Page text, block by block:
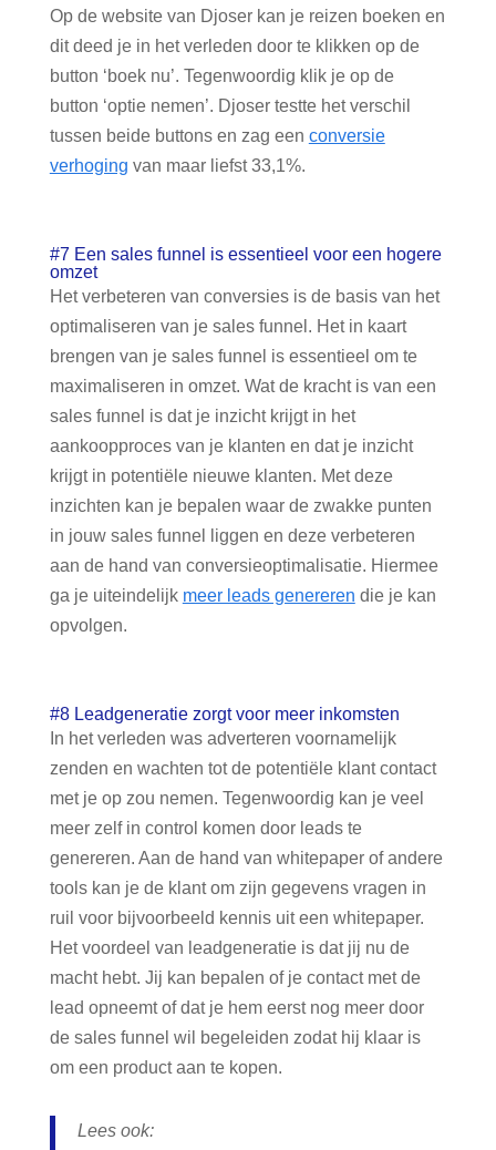
Op de website van Djoser kan je reizen boeken en
dit deed je in het verleden door te klikken op de
button ‘boek nu’. Tegenwoordig klik je op de
button ‘optie nemen’. Djoser testte het verschil
tussen beide buttons en zag een conversie
verhoging van maar liefst 33,1%.
#7 Een sales funnel is essentieel voor een hogere
omzet
Het verbeteren van conversies is de basis van het
optimaliseren van je sales funnel. Het in kaart
brengen van je sales funnel is essentieel om te
maximaliseren in omzet. Wat de kracht is van een
sales funnel is dat je inzicht krijgt in het
aankoopproces van je klanten en dat je inzicht
krijgt in potentiële nieuwe klanten. Met deze
inzichten kan je bepalen waar de zwakke punten
in jouw sales funnel liggen en deze verbeteren
aan de hand van conversieoptimalisatie. Hiermee
ga je uiteindelijk meer leads genereren die je kan
opvolgen.
#8 Leadgeneratie zorgt voor meer inkomsten
In het verleden was adverteren voornamelijk
zenden en wachten tot de potentiële klant contact
met je op zou nemen. Tegenwoordig kan je veel
meer zelf in control komen door leads te
genereren. Aan de hand van whitepaper of andere
tools kan je de klant om zijn gegevens vragen in
ruil voor bijvoorbeeld kennis uit een whitepaper.
Het voordeel van leadgeneratie is dat jij nu de
macht hebt. Jij kan bepalen of je contact met de
lead opneemt of dat je hem eerst nog meer door
de sales funnel wil begeleiden zodat hij klaar is
om een product aan te kopen.
Lees ook: